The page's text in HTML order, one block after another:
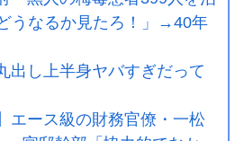
うなるか見たろ！」→40年
出し上半身ヤバすぎだって
エース級の財務官僚・一松